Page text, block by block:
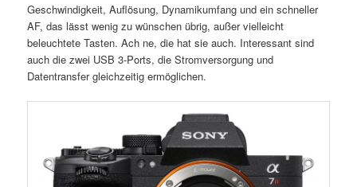
Geschwindigkeit, Auflösung, Dynamikumfang und ein schneller
AF, das lässt wenig zu wünschen übrig, außer vielleicht
beleuchtete Tasten. Ach ne, die hat sie auch. Interessant sind
auch die zwei USB 3-Ports, die Stromversorgung und
Datentransfer gleichzeitig ermöglichen.